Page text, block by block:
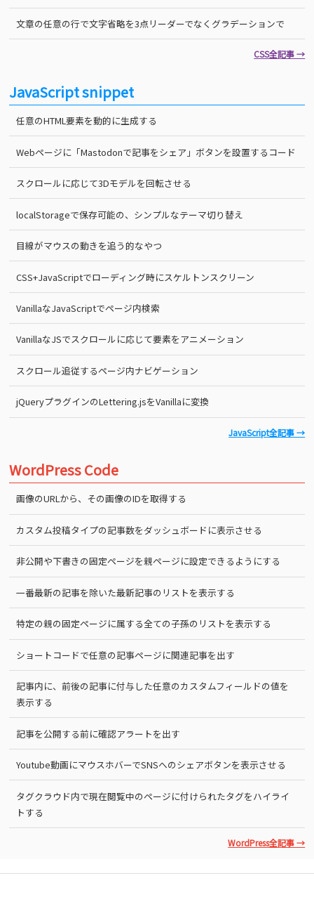
文章の任意の行で文字省略を3点リーダーでなくグラデーションで
CSS全記事 →
JavaScript snippet
任意のHTML要素を動的に生成する
Webページに「Mastodonで記事をシェア」ボタンを設置するコード
スクロールに応じて3Dモデルを回転させる
localStorageで保存可能の、シンプルなテーマ切り替え
目線がマウスの動きを追う的なやつ
CSS+JavaScriptでローディング時にスケルトンスクリーン
VanillaなJavaScriptでページ内検索
VanillaなJSでスクロールに応じて要素をアニメーション
スクロール追従するページ内ナビゲーション
jQueryプラグインのLettering.jsをVanillaに変換
JavaScript全記事 →
WordPress Code
画像のURLから、その画像のIDを取得する
カスタム投稿タイプの記事数をダッシュボードに表示させる
非公開や下書きの固定ページを親ページに設定できるようにする
一番最新の記事を除いた最新記事のリストを表示する
特定の親の固定ページに属する全ての子孫のリストを表示する
ショートコードで任意の記事ページに関連記事を出す
記事内に、前後の記事に付与した任意のカスタムフィールドの値を
表示する
記事を公開する前に確認アラートを出す
Youtube動画にマウスホバーでSNSへのシェアボタンを表示させる
タグクラウド内で現在閲覧中のページに付けられたタグをハイライ
トする
WordPress全記事 →